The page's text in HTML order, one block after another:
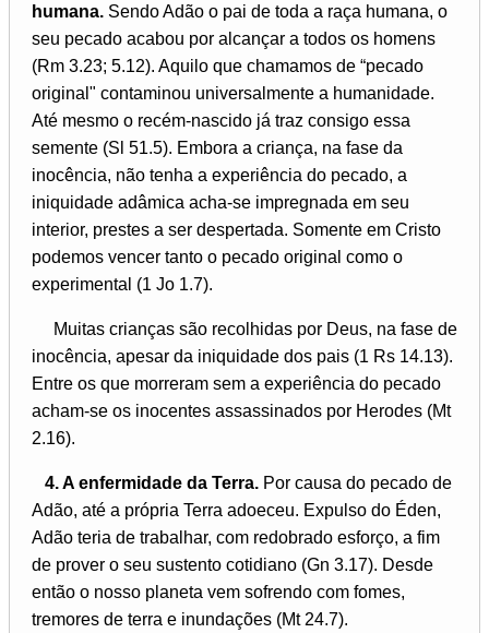
humana. Sendo Adão o pai de toda a raça humana, o
seu pecado acabou por alcançar a todos os homens
(Rm 3.23; 5.12). Aquilo que chamamos de “pecado
original" contaminou universalmente a humanidade.
Até mesmo o recém-nascido já traz consigo essa
semente (Sl 51.5). Embora a criança, na fase da
inocência, não tenha a experiência do pecado, a
iniquidade adâmica acha-se impregnada em seu
interior, prestes a ser despertada. Somente em Cristo
podemos vencer tanto o pecado original como o
experimental (1 Jo 1.7).
Muitas crianças são recolhidas por Deus, na fase de
inocência, apesar da iniquidade dos pais (1 Rs 14.13).
Entre os que morreram sem a experiência do pecado
acham-se os inocentes assassinados por Herodes (Mt
2.16).
4. A enfermidade da Terra. Por causa do pecado de
Adão, até a própria Terra adoeceu. Expulso do Éden,
Adão teria de trabalhar, com redobrado esforço, a fim
de prover o seu sustento cotidiano (Gn 3.17). Desde
então o nosso planeta vem sofrendo com fomes,
tremores de terra e inundações (Mt 24.7).